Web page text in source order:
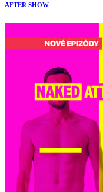
AFTER SHOW